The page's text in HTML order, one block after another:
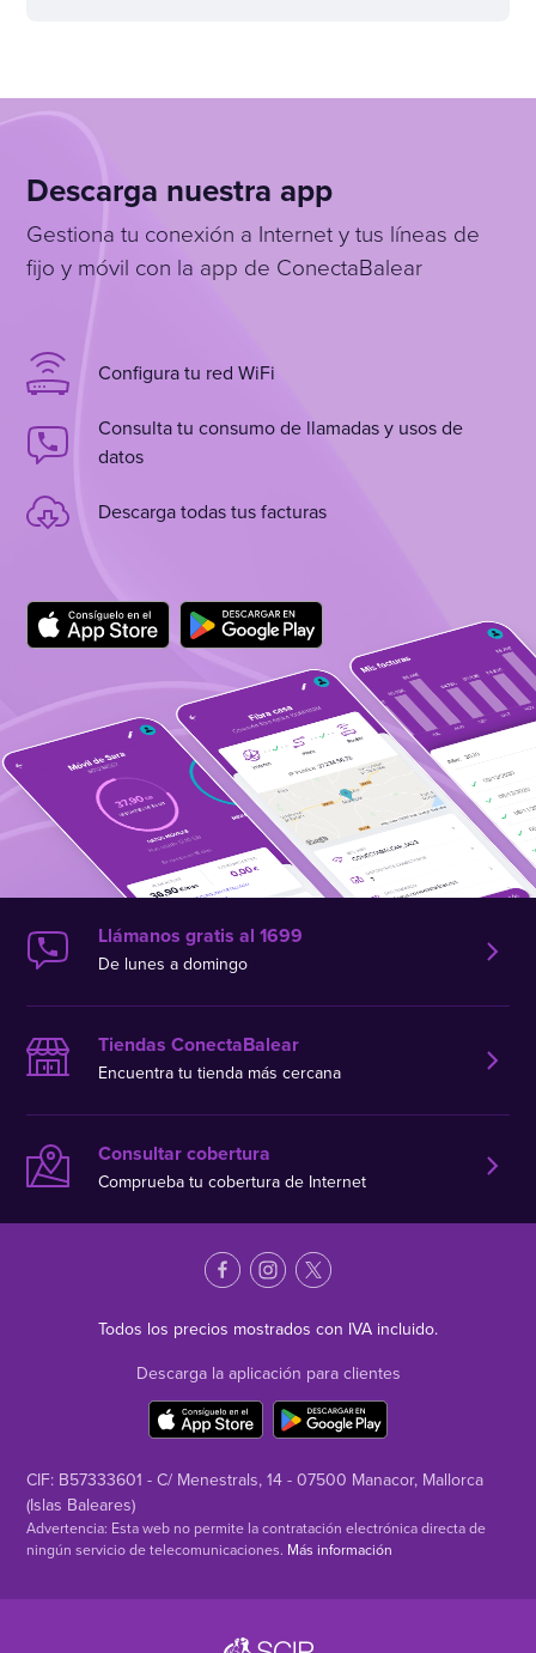
Descarga nuestra app
Gestiona tu conexión a Internet y tus líneas de
fijo y móvil con la app de ConectaBalear
Configura tu red WiFi
Consulta tu consumo de llamadas y usos de
datos
Descarga todas tus facturas
Llámanos gratis al 1699
De lunes a domingo
Tiendas ConectaBalear
Encuentra tu tienda más cercana
Consultar cobertura
Comprueba tu cobertura de Internet
Todos los precios mostrados con IVA incluido.
Descarga la aplicación para clientes
CIF: B57333601 - C/ Menestrals, 14 - 07500 Manacor, Mallorca
(Islas Baleares)
Advertencia: Esta web no permite la contratación electrónica directa de
ningún servicio de telecomunicaciones. Más información